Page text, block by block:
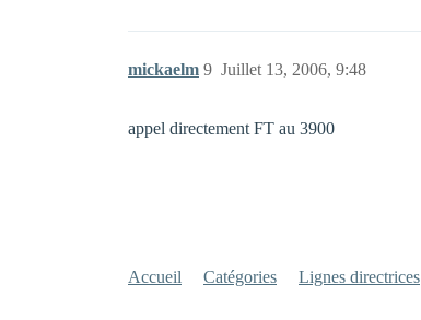
mickaelm Juillet 13, 2006, 9:48
9
appel directement FT au 3900
Accueil Catégories Lignes directrices